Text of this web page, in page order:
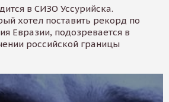
в СИЗО Уссурийска.
хотел поставить рекорд по
Евразии, подозревается в
российской границы